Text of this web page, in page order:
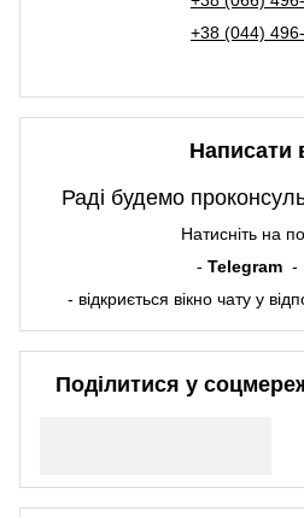
+38 (044)
Написати
Раді будемо
Натисніть на
- Telegram -
- відкриється вікно чату у
Поділитися у